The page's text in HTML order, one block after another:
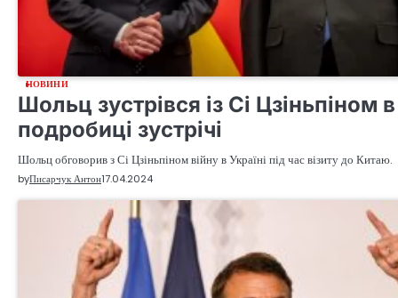
НОВИНИ
Шольц зустрівся із Сі Цзіньпіном
подробиці зустрічі
Шольц обговорив з Сі Цзіньпіном війну в Україні під час візиту до Китаю.
byПисарчук Антон17.04.2024